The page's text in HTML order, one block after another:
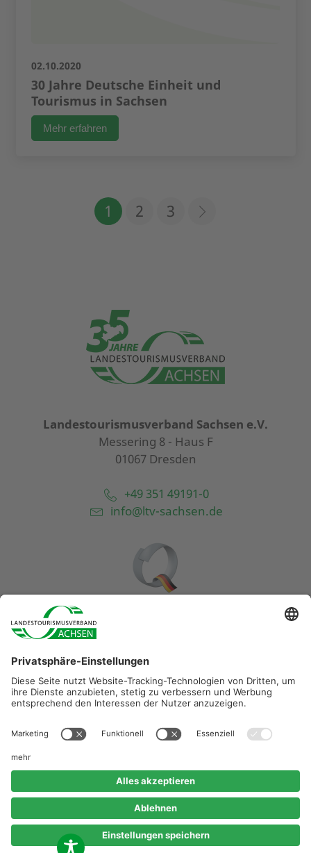
02.10.2020
30 Jahre Deutsche Einheit und
Tourismus in Sachsen
Mehr erfahren
1 2 3
Landestourismusverband Sachsen e.V.
Messering 8 - Haus F
01067 Dresden
+49 351 49191-0
info@ltv-sachsen.de
Diese Maßnahme wird mitfinanziert durch Steuermittel auf
beschlossenen Haushaltes.